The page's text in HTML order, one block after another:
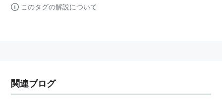
このタグの解説について
関連ブログ